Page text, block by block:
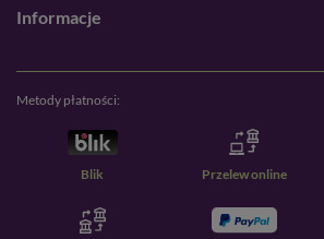
Informacje
Metody płatności:
Blik Przelew online